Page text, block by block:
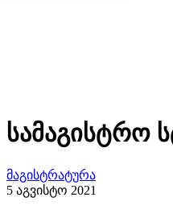
სამაგისტრო
მაგისტრატურა
5 აგვისტო 2021